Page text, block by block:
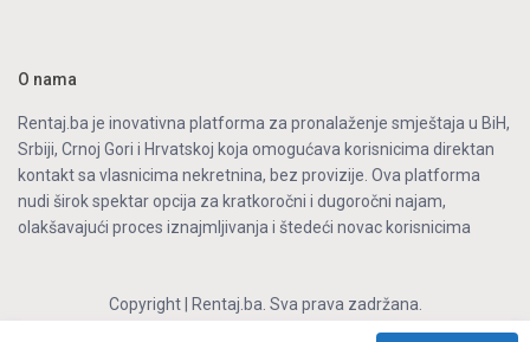
O nama
Rentaj.ba je inovativna platforma za pronalaženje smještaja u BiH,
Srbiji, Crnoj Gori i Hrvatskoj koja omogućava korisnicima direktan
kontakt sa vlasnicima nekretnina, bez provizije. Ova platforma
nudi širok spektar opcija za kratkoročni i dugoročni najam,
olakšavajući proces iznajmljivanja i štedeći novac korisnicima
Copyright | Rentaj.ba. Sva prava zadržana.
Banja Luka Brčko